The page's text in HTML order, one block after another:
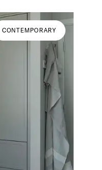
CONTEMPORARY